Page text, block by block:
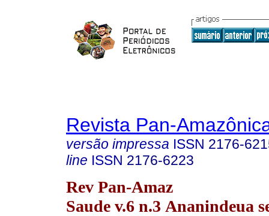
Revista Pan-
versão impressa ISSN 2176-
line ISSN 2176-6223
Rev Pan-Amaz
Saude v.6 n.3 Ananindeua